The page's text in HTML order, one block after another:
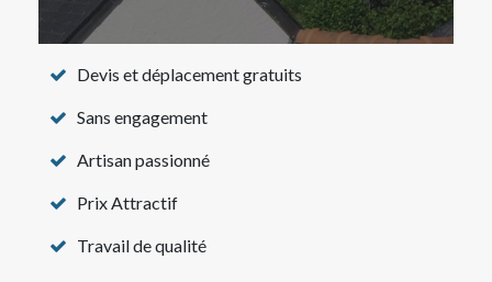
Devis et déplacement gratuits
Sans engagement
Artisan passionné
Prix Attractif
Travail de qualité